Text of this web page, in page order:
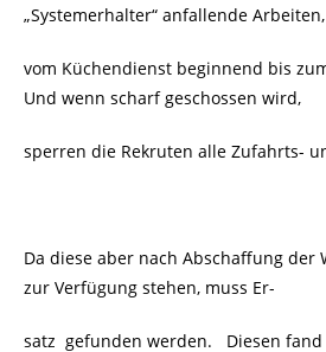
„Systemerhalter“ anfallende Arbeiten,
vom Küchendienst beginnend bis
Und wenn scharf geschossen wird,
sperren die Rekruten alle Zufahrts-
Da diese aber nach Abschaffung
zur Verfügung stehen, muss Er-
satz gefunden werden. Diesen fand